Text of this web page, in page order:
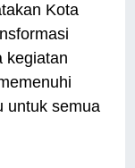
Kota
kegiatan
untuk semua